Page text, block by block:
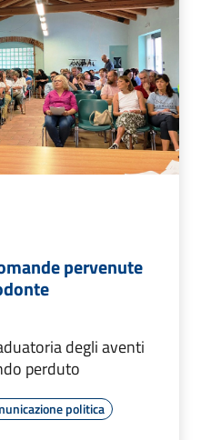
pervenute
degli aventi
perduto
politica